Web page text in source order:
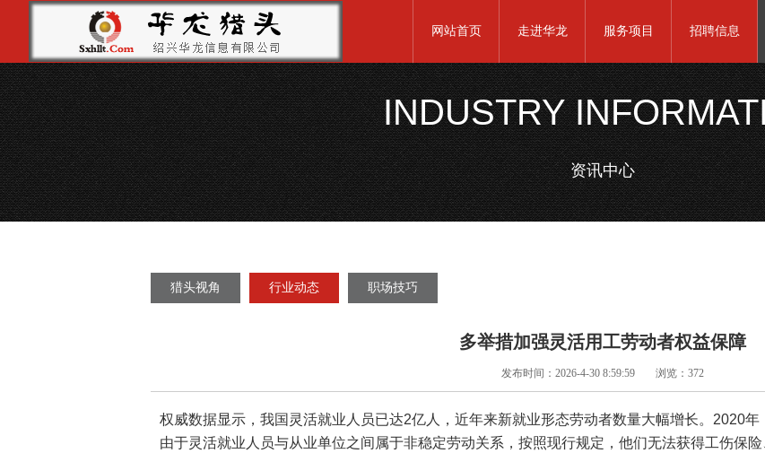
网站首页 走进华龙 服务项目 招聘信息
INDUSTRY
资讯中心
猎头视角 行业动态 职场技巧
多举措加强灵活用工劳动者权益保障
发布时间：2026-4-30 8:59:59 浏览：372
权威数据显示，我国灵活就业人员已达2亿人，近年来新就业形态劳动者数量大幅增长。2020
由于灵活就业人员与从业单位之间属于非稳定劳动关系，按照现行规定，他们无法获得工伤保险